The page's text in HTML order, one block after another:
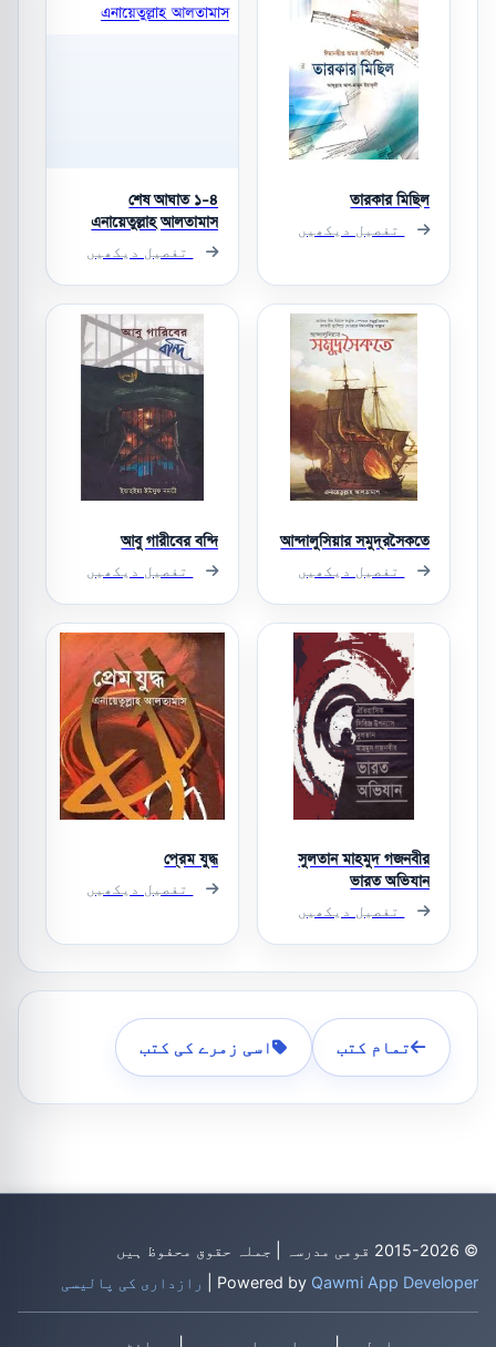
তারকার মিছিল
تفصیل دیکھیں
শেষ আঘাত ১-৪
এনায়েতুল্লাহ আলতামাস
تفصیل دیکھیں
আন্দালুসিয়ার সমুদ্রসৈকতে
تفصیل دیکھیں
আবু গারীবের বন্দি
تفصیل دیکھیں
সুলতান মাহমুদ গজনবীর
ভারত অভিযান
تفصیل دیکھیں
প্রেম যুদ্ধ
تفصیل دیکھیں
تمام کتب اسی زمرے کی کتب
© 2015-2026 قومی مدرسہ | جملہ حقوق محفوظ ہیں
Powered by Qawmi App Developer رازداری کی پالیسی